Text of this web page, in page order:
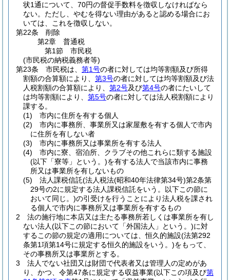
状1通について、70円の督促手数料を徴収しなければなら
ない。 ただし、やむを得ない理由があると認める場合にお
いては、これを徴収しない。
第22条
削除
第2章
普通税
第1節
市民税
(市民税の納税義務者等)
第23条
市民税は、 第1号の者に対しては均等割額及び所得
割額の合算額により、 第3号の者に対しては均等割額及び法
人税割額の合算額により、 第2号及び第4号の者にたいして
は均等割額により、 第5号の者に対しては法人税割額により
課する。
(1)
市内に住所を有する個人
(2)
市内に事務所、事業所又は家屋敷を有する個人で市内
に住所を有しない者
(3)
市内に事務所又は事業所を有する法人
(4)
市内に寮、宿泊所、クラブその他これらに類する施設
(以下「寮等」という。)を有する法人で当該市内に事務
所又は事業所を有しないもの
(5)
法人課税信託(法人税法(昭和40年法律第34号)第2条第
29号の2に規定する法人課税信託をいう。以下この節に
おいて同じ。)の引受けを行うことにより法人税を課され
る個人で市内に事務所又は事業所を有するもの
2
法の施行地に本店又は主たる事務所若しくは事業所を有し
ない法人(以下この節において「外国法人」という。)に対
するこの節の規定の適用については、恒久的施設(法第292
条第1項第14号に規定する恒久的施設をいう。)をもって、
その事務所又は事業所とする。
3
法人でない社団又は財団で代表者又は管理人の定めがあ
り、かつ、令第47条に規定する収益事業(以下この項及び第